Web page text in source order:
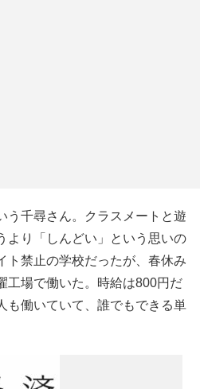
千尋さん。クラスメートと遊
より「しんどい」という思いの
ト禁止の学校だったが、春休み
工場で働いた。時給は800円だ
も働いていて、誰でもできる単